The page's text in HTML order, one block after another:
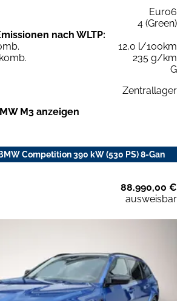
Euro6
4 (Green)
nach WLTP:
12,0 l/100km
235 g/km
G
Zentrallager
M3 anzeigen
Competition 390 kW (530 PS) 8-Gan
88.990,00 €
ausweisbar